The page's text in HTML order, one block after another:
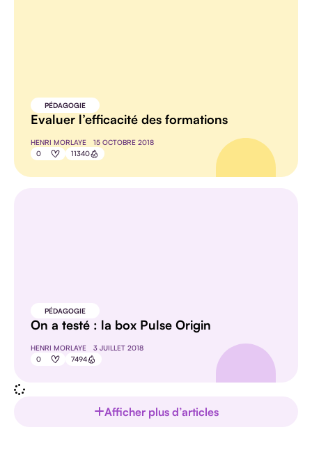
PÉDAGOGIE
Evaluer l’efficacité des formations
HENRI MORLAYE
15 OCTOBRE 2018
0
11340
PÉDAGOGIE
On a testé : la box Pulse Origin
HENRI MORLAYE
3 JUILLET 2018
0
7494
Afficher plus d’articles